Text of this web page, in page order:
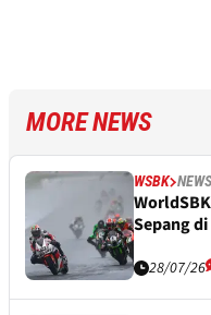
MORE NEWS
WSBK NEWS
Sepang di
28/07/26